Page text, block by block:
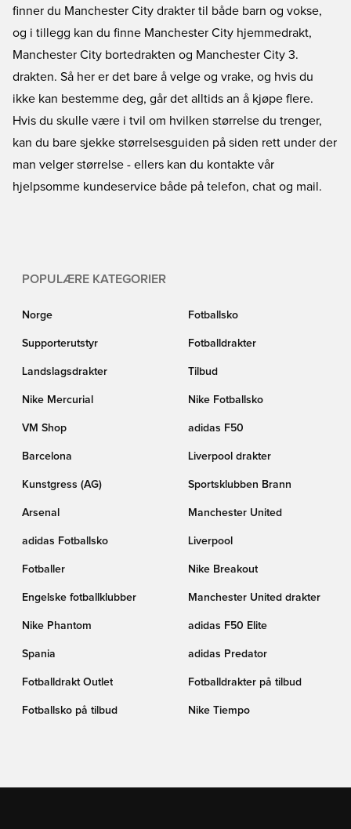
finner du Manchester City drakter til både barn og vokse,
og i tillegg kan du finne Manchester City hjemmedrakt,
Manchester City bortedrakten og Manchester City 3.
drakten. Så her er det bare å velge og vrake, og hvis du
ikke kan bestemme deg, går det alltids an å kjøpe flere.
Hvis du skulle være i tvil om hvilken størrelse du trenger,
kan du bare sjekke størrelsesguiden på siden rett under der
man velger størrelse - ellers kan du kontakte vår
hjelpsomme kundeservice både på telefon, chat og mail.
POPULÆRE KATEGORIER
Norge Fotballsko
Supporterutstyr Fotballdrakter
Landslagsdrakter Tilbud
Nike Mercurial Nike Fotballsko
VM Shop adidas F50
Barcelona Liverpool drakter
Kunstgress (AG) Sportsklubben Brann
Arsenal Manchester United
adidas Fotballsko Liverpool
Fotballer Nike Breakout
Engelske fotballklubber Manchester United drakter
Nike Phantom adidas F50 Elite
Spania adidas Predator
Fotballdrakt Outlet Fotballdrakter på tilbud
Fotballsko på tilbud Nike Tiempo